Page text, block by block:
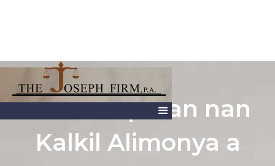
Faktè enpòtan nan
Kalkil Alimonya a